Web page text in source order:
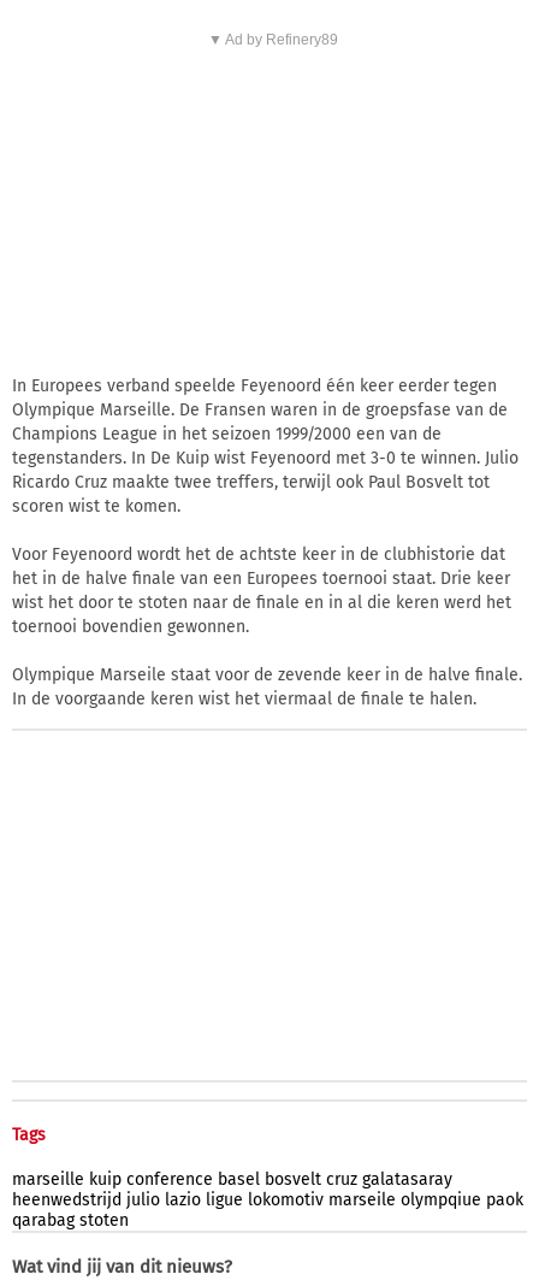
▼ Ad by Refinery89
In Europees verband speelde Feyenoord één keer eerder tegen
Olympique Marseille. De Fransen waren in de groepsfase van de
Champions League in het seizoen 1999/2000 een van de
tegenstanders. In De Kuip wist Feyenoord met 3-0 te winnen. Julio
Ricardo Cruz maakte twee treffers, terwijl ook Paul Bosvelt tot
scoren wist te komen.
Voor Feyenoord wordt het de achtste keer in de clubhistorie dat
het in de halve finale van een Europees toernooi staat. Drie keer
wist het door te stoten naar de finale en in al die keren werd het
toernooi bovendien gewonnen.
Olympique Marseile staat voor de zevende keer in de halve finale.
In de voorgaande keren wist het viermaal de finale te halen.
Tags
marseille kuip conference basel bosvelt cruz galatasaray
heenwedstrijd julio lazio ligue lokomotiv marseile olympqiue paok
qarabag stoten
Wat vind jij van dit nieuws?